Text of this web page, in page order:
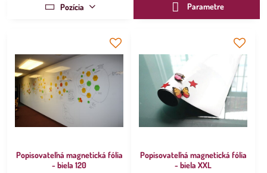
Pozícia Parametre
Popisovateľná magnetická fólia
- biela 120
Popisovateľná magnetická fólia
- biela XXL